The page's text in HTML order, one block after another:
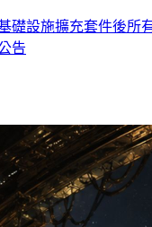
礎設施擴充套件後所
告